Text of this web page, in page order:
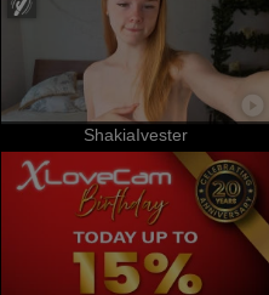
ShakiaIvester